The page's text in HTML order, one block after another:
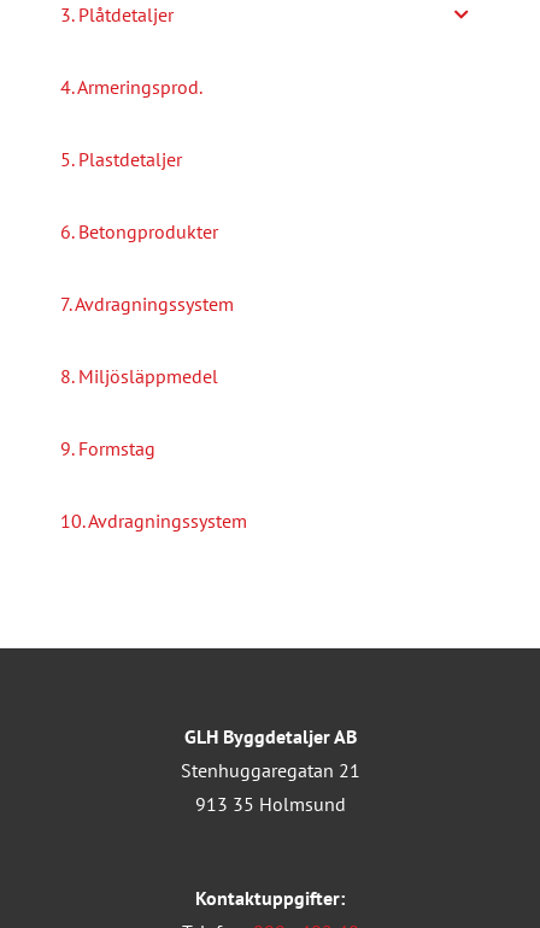
3. Plåtdetaljer
4. Armeringsprod.
5. Plastdetaljer
6. Betongprodukter
7. Avdragningssystem
8. Miljösläppmedel
9. Formstag
10. Avdragningssystem
GLH Byggdetaljer AB
Stenhuggaregatan 21
913 35 Holmsund
Kontaktuppgifter: